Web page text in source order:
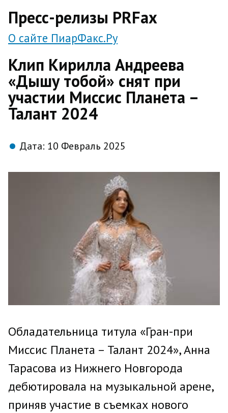
Пресс-релизы PRFax
О сайте ПиарФакс.Ру
Клип Кирилла Андреева
«Дышу тобой» снят при
участии Миссис Планета –
Талант 2024
Дата: 10 Февраль 2025
Обладательница титула «Гран-при
Миссис Планета – Талант 2024», Анна
Тарасова из Нижнего Новгорода
дебютировала на музыкальной арене,
приняв участие в съемках нового